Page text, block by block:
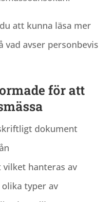
att kunna läsa mer
vad avser personbevis
för att
dokument
hanteras av
typer av